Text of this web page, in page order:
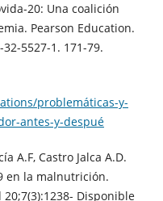
20: Una coalición
Pearson Education.
5527-1. 171-79.
problemáticas-y-
antes-y-despué
A.F, Castro Jalca A.D.
en la malnutrición.
Disponible